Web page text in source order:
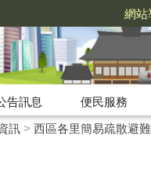
網站
告訊息 便民服務
訊> 西區各里簡易疏散避